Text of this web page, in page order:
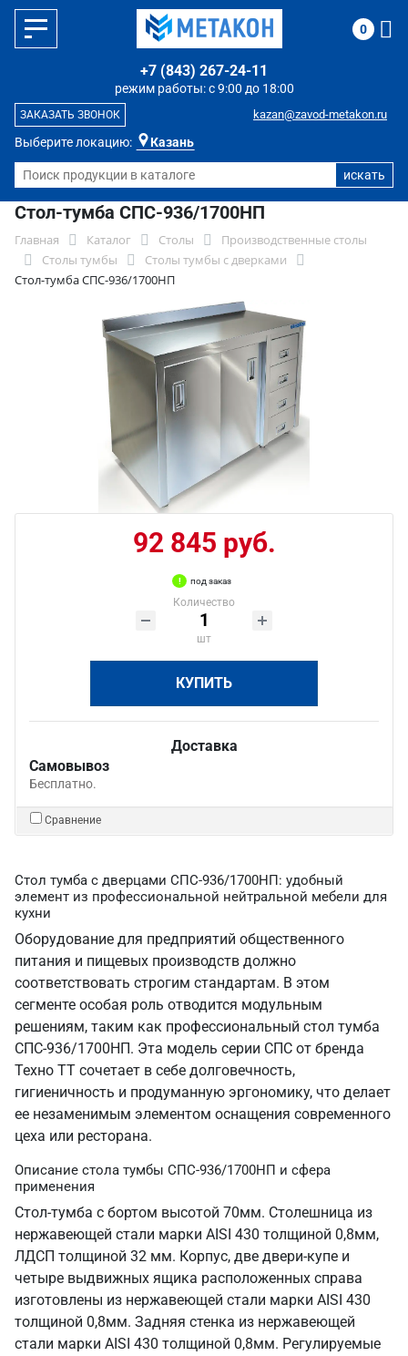
Выберите локацию: Казань
режим работы: с 9:00 до 18:00
+7 (843) 267-24-11
kazan@zavod-metakon.ru
ЗАКАЗАТЬ ЗВОНОК
0
Стол-тумба СПС-936/1700НП
Главная Каталог Столы
Производственные столы
Столы тумбы
Столы тумбы с дверками
Стол-тумба СПС-936/1700НП
92 845 руб.
под заказ
Количество
шт
КУПИТЬ
Доставка
Самовывоз
Бесплатно.
Сравнение
Стол тумба с дверцами СПС-936/1700НП: удобный
элемент из профессиональной нейтральной мебели для
кухни
Оборудование для предприятий общественного
питания и пищевых производств должно
соответствовать строгим стандартам. В этом
сегменте особая роль отводится модульным
решениям, таким как профессиональный стол тумба
СПС-936/1700НП. Эта модель серии СПС от бренда
Техно ТТ сочетает в себе долговечность,
гигиеничность и продуманную эргономику, что делает
ее незаменимым элементом оснащения современного
цеха или ресторана.
Описание стола тумбы СПС-936/1700НП и сфера
применения
Стол-тумба с бортом высотой 70мм. Столешница из
нержавеющей стали марки AISI 430 толщиной 0,8мм,
ЛДСП толщиной 32 мм. Корпус, две двери-купе и
четыре выдвижных ящика расположенных справа
изготовлены из нержавеющей стали марки AISI 430
толщиной 0,8мм. Задняя стенка из нержавеющей
стали марки AISI 430 толщиной 0,8мм. Регулируемые